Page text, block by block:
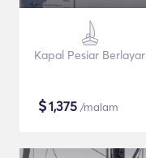
Kapal Pesiar Berlayar
$1,375 /malam